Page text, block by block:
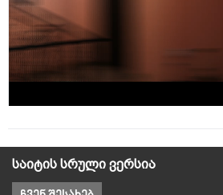
საიტის სრული ვერსია